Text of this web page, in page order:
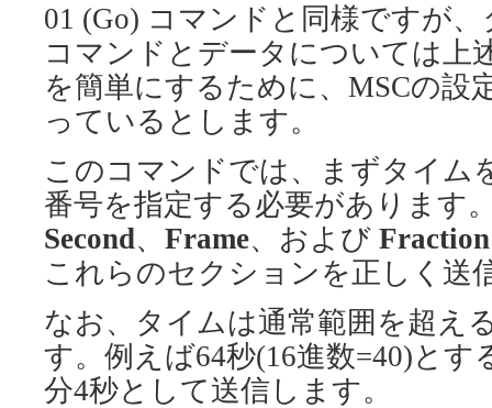
01 (Go) コマンドと同様ですが
コマンドとデータについては上
を簡単にするために、MSCの設
っているとします。
このコマンドでは、まずタイム
番号を指定する必要があります
Second、 Frame、および Fraction
これらのセクションを正しく送
なお、タイムは通常範囲を超え
す。例えば64秒(16進数=40)と
分4秒として送信します。